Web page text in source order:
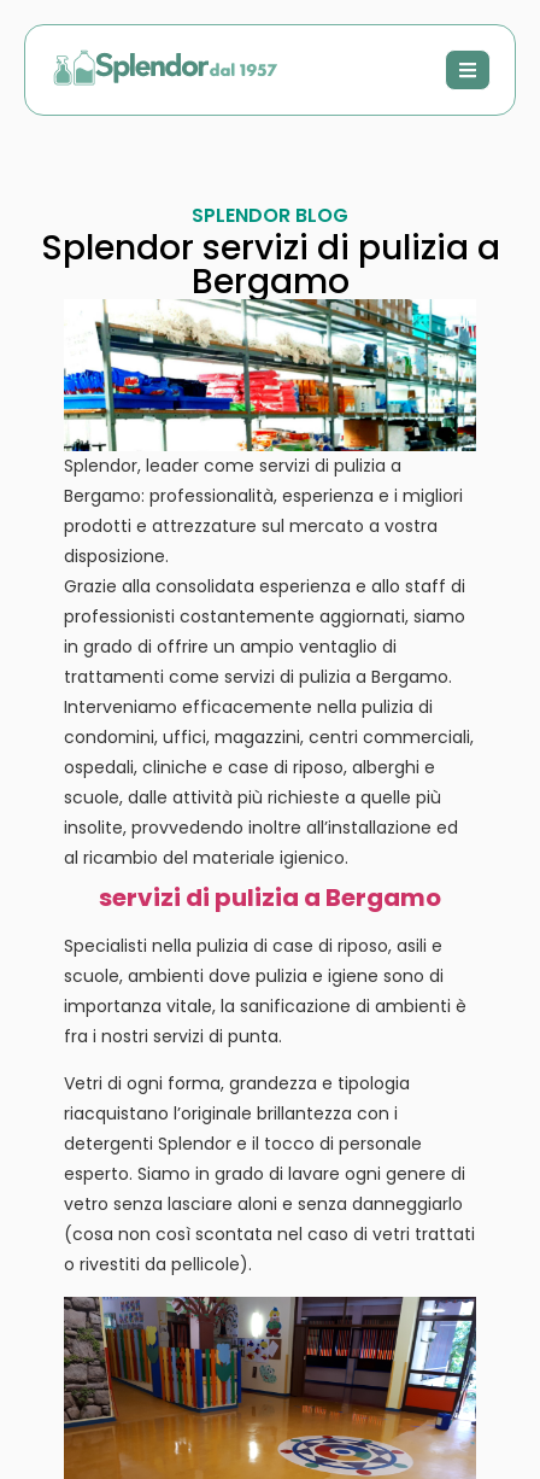
SPLENDOR BLOG
Splendor servizi di pulizia a
Bergamo
Splendor, leader come servizi di pulizia a
Bergamo: professionalità, esperienza e i migliori
prodotti e attrezzature sul mercato a vostra
disposizione.
Grazie alla consolidata esperienza e allo staff di
professionisti costantemente aggiornati, siamo
in grado di offrire un ampio ventaglio di
trattamenti come servizi di pulizia a Bergamo.
Interveniamo efficacemente nella pulizia di
condomini, uffici, magazzini, centri commerciali,
ospedali, cliniche e case di riposo, alberghi e
scuole, dalle attività più richieste a quelle più
insolite, provvedendo inoltre all’installazione ed
al ricambio del materiale igienico.
servizi di pulizia a Bergamo
Specialisti nella pulizia di case di riposo, asili e
scuole, ambienti dove pulizia e igiene sono di
importanza vitale, la sanificazione di ambienti è
fra i nostri servizi di punta.
Vetri di ogni forma, grandezza e tipologia
riacquistano l’originale brillantezza con i
detergenti Splendor e il tocco di personale
esperto. Siamo in grado di lavare ogni genere di
vetro senza lasciare aloni e senza danneggiarlo
(cosa non così scontata nel caso di vetri trattati
o rivestiti da pellicole).